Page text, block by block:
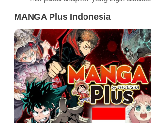
MANGA Plus Indonesia